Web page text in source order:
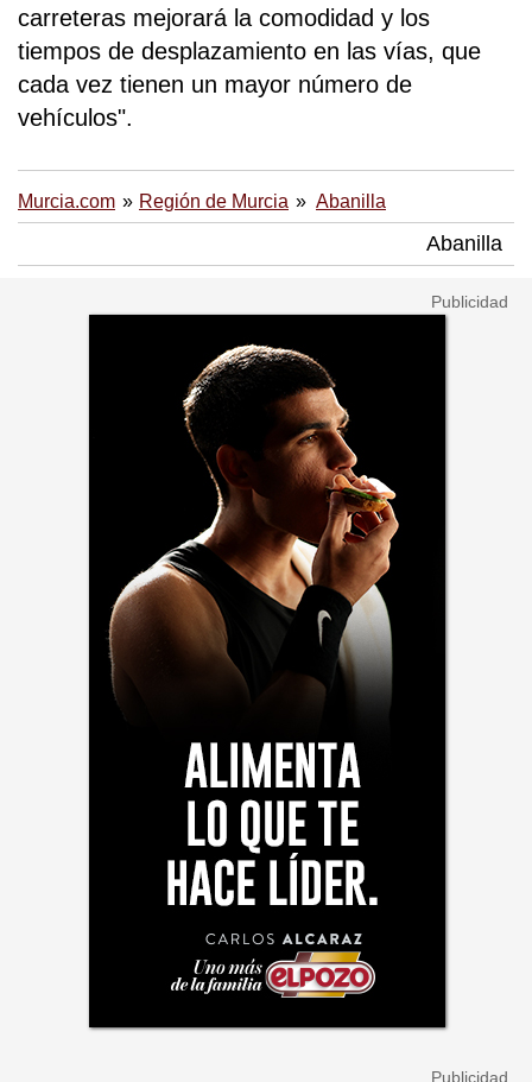
carreteras mejorará la comodidad y los
tiempos de desplazamiento en las vías, que
cada vez tienen un mayor número de
vehículos".
Murcia.com Región de Murcia Abanilla
Abanilla